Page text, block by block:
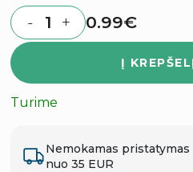
Quantity
- + 0.99€
Į
Turime
Nemokamas pristatymas
nuo 35 EUR